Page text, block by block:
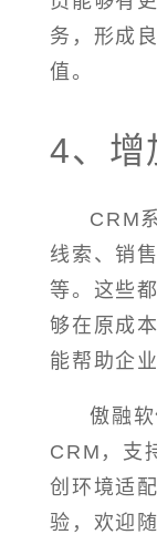
务，形成
值。
4、增
CRM
线索、销
等。这些
够在原成
能帮助企
傲融
CRM，支
创环境适
验，欢迎